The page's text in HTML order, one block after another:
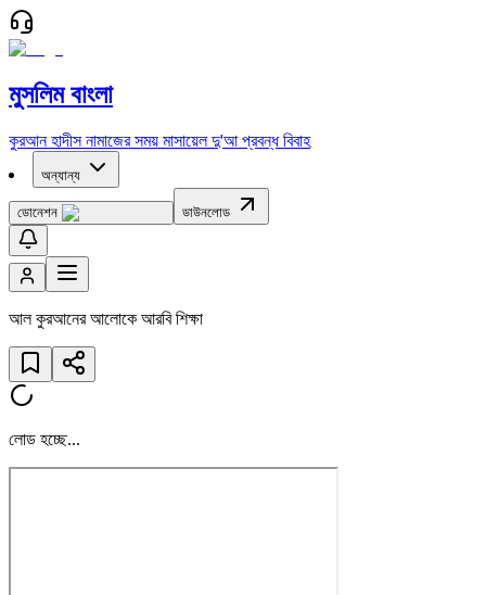
মুসলিম বাংলা
কুরআন হাদীস নামাজের সময় মাসায়েল দু'আ প্রবন্ধ বিবাহ
অন্যান্য
ডোনেশন ডাউনলোড
আল কুরআনের আলোকে আরবি শিক্ষা
লোড হচ্ছে...